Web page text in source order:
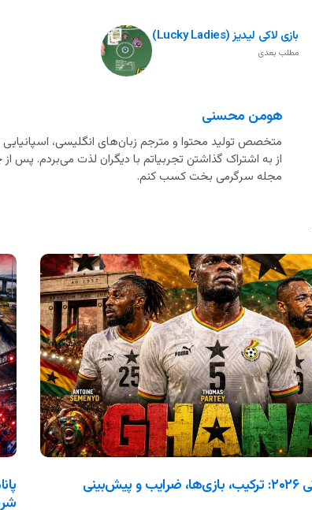
بازی لاکی لیدیز (Lucky Ladies)
مطلب بعدی
هومن محسنی
از به اشتراک گذاشتن تجربیاتم با دیگران لذت می‌بردم. پس
مجله سرگرمی بخت کسب کنم.
غنا در جام جهانی ۲۰۲۶: ترکیب، بازی‌ها، ضرایب و پیش‌بینی